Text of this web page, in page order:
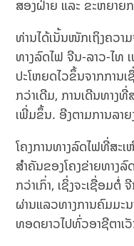
ສອງຝ່າຍ ແລະ ຂະຫຍາຍ
ທ່ານໄດ້ເນັ້ນໜັກເຖິງຄວາ
ທາງລົດໄຟ ຈີນ-ລາວ-ໄທ
ປະໂຫຍດໄວຂຶ້ນຈາກການ
ກວ່າເດີມ, ການເດີນທາງ
ເພີ່ມຂຶ້ນ. ອີງຕາມການລ
ໂຄງການທາງລົດໄຟທີ່ສະ
ສຳຄັນຂອງໂຄງຂ່າຍທາງ
ກວ່າເກົ່າ, ເຊິ່ງຈະເຊື່ອມຕໍ່
ຜ່ານແລວທາງການຄົມມ
ທອດຍາວໄປທົ່ວອາຊີຕາເ